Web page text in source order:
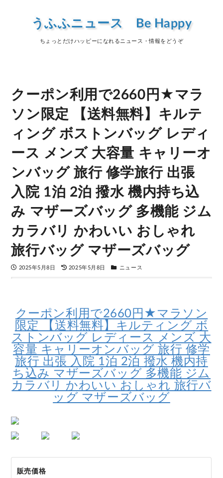
うふふニュース Be Happy
ちょっとだけハッピーになれるニュース・情報をどうぞ
クーポン利用で2660円★マラ
ソン限定 【送料無料】キルテ
ィング ボストンバッグ レディ
ース メンズ 大容量 キャリーオ
ンバッグ 旅行 修学旅行 出張
入院 1泊 2泊 撥水 機内持ち込
み マザーズバッグ 多機能 ジム
カラバリ かわいい おしゃれ
旅行バッグ マザーズバッグ
2025年5月8日 2025年5月8日 ニュース
クーポン利用で2660円★マラソン
限定 【送料無料】キルティング ボ
ストンバッグ レディース メンズ 大
容量 キャリーオンバッグ 旅行 修学
旅行 出張 入院 1泊 2泊 撥水 機内持
ち込み マザーズバッグ 多機能 ジム
カラバリ かわいい おしゃれ 旅行バ
ッグ マザーズバッグ
販売価格